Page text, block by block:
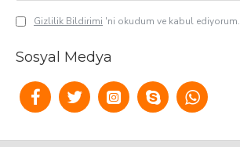
Gizlilik Bildirimi 'ni okudum ve kabul ediyorum.
Sosyal Medya